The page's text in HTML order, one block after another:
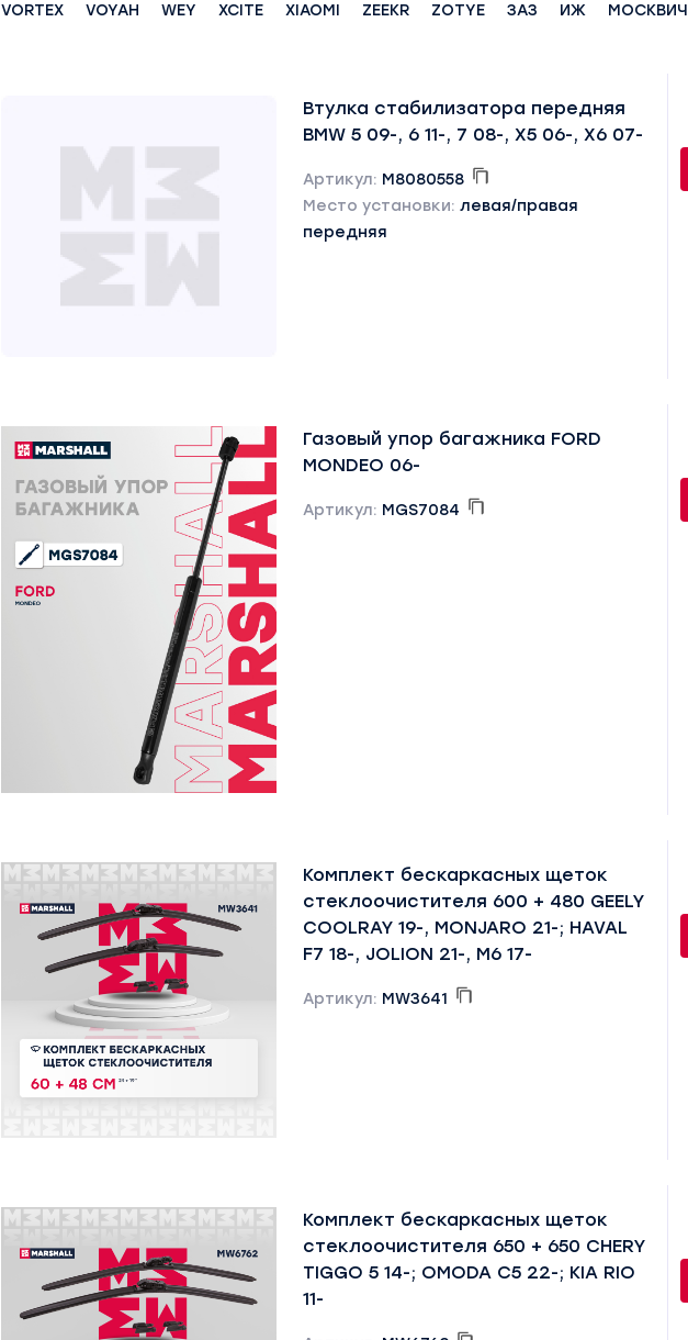
VORTEX
VOYAH WEY XCITE XIAOMI ZEEKR ZOTYE ЗАЗ ИЖ МОСКВИЧ
Втулка стабилизатора передняя
BMW 5 09-, 6 11-, 7 08-, X5 06-, X6 07-
Артикул: M8080558
Место установки: левая/правая
передняя
Газовый упор багажника FORD
MONDEO 06-
Артикул: MGS7084
Комплект бескаркасных щеток
стеклоочистителя 600 + 480 GEELY
COOLRAY 19-, MONJARO 21-; HAVAL
F7 18-, JOLION 21-, M6 17-
Артикул: MW3641
Комплект бескаркасных щеток
стеклоочистителя 650 + 650 CHERY
TIGGO 5 14-; OMODA C5 22-; KIA RIO
11-